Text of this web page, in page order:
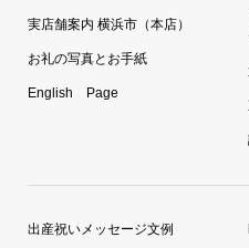
実店舗案内 横浜市（本店）
お礼の写真とお手紙
English Page
出産祝いメッセージ文例